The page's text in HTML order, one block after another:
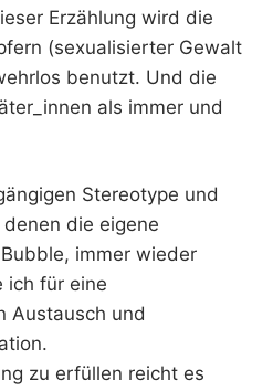
Erzählung wird die
(sexualisierter Gewalt
benutzt. Und die
als immer und
Stereotype und
die eigene
immer wieder
ich für eine
Austausch und
zu erfüllen reicht es